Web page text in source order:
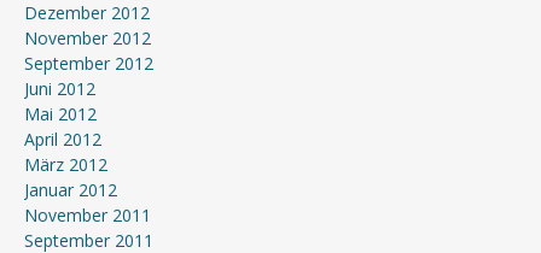
Dezember 2012
November 2012
September 2012
Juni 2012
Mai 2012
April 2012
März 2012
Januar 2012
November 2011
September 2011